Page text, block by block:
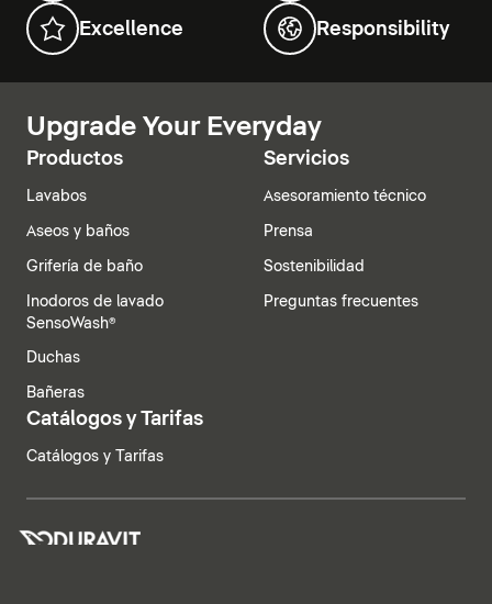
Excellence Responsibility
Upgrade Your Everyday
Productos
Lavabos
Aseos y baños
Grifería de baño
Inodoros de lavado
SensoWash®
Duchas
Bañeras
Servicios
Asesoramiento técnico
Prensa
Sostenibilidad
Preguntas frecuentes
Catálogos y Tarifas
Catálogos y Tarifas